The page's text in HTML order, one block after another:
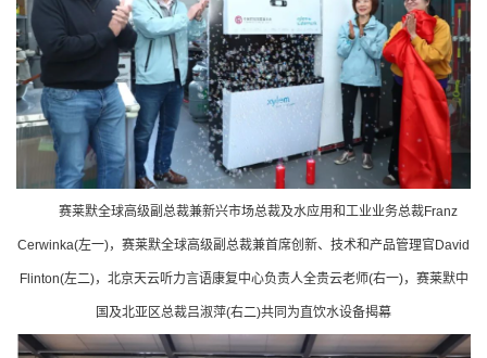
赛莱默全球高级副总裁兼新兴市场总裁及水应用和工业业务总裁Franz
Cerwinka(左一)，赛莱默全球高级副总裁兼首席创新、技术和产品管理官David
Flinton(左二)，北京天云听力言语康复中心负责人全贵云老师(右一)，赛莱默中
国及北亚区总裁吕淑萍(右二)共同为直饮水设备揭幕